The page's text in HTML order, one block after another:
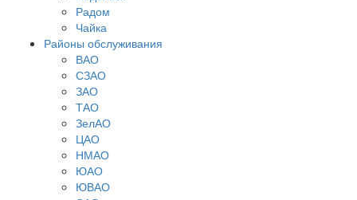
Радом
Чайка
Районы обслуживания
ВАО
СЗАО
ЗАО
ТАО
ЗелАО
ЦАО
НМАО
ЮАО
ЮВАО